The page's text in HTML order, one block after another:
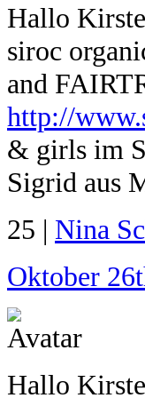
Hallo
siroc
and
http://
& girls im
Sigrid aus
25 | Nina
Oktober
Hallo